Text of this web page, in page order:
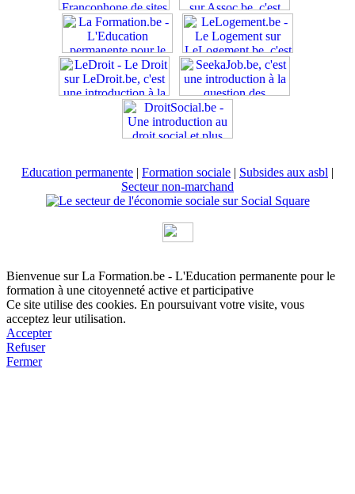
Education permanente | Formation sociale | Subsides aux asbl |
Secteur non-marchand
Bienvenue sur La Formation.be - L'Education permanente pour le
formation à une citoyenneté active et participative
Ce site utilise des cookies. En poursuivant votre visite, vous
acceptez leur utilisation.
Accepter
Refuser
Fermer